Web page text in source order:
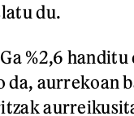
du.
%2,6
da, aurrekoan